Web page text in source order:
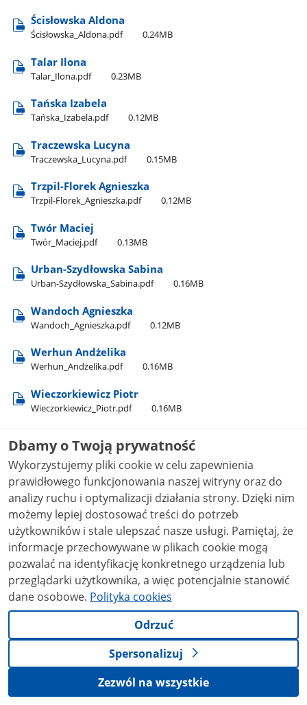
Ścisłowska Aldona
Ścisłowska​_Aldona.pdf 0.24MB
Talar Ilona
Talar​_Ilona.pdf 0.23MB
Tańska Izabela
Tańska​_Izabela.pdf 0.12MB
Traczewska Lucyna
Traczewska​_Lucyna.pdf 0.15MB
Trzpil-Florek Agnieszka
Trzpil-Florek​_Agnieszka.pdf 0.12MB
Twór Maciej
Twór​_Maciej.pdf 0.13MB
Urban-Szydłowska Sabina
Urban-Szydłowska​_Sabina.pdf 0.16MB
Wandoch Agnieszka
Wandoch​_Agnieszka.pdf 0.12MB
Werhun Andżelika
Werhun​_Andżelika.pdf 0.16MB
Wieczorkiewicz Piotr
Wieczorkiewicz​_Piotr.pdf 0.16MB
Wierzbicki​_Krzysztof.pdf 0.15MB
Wirszyc Małgorzata
Wirszyc​_Małgorzata.pdf 0.15MB
Wiśniewska-Szperka Anna
Wiśniewska-Szperka​_Anna.pdf 0.21MB
Wiśniewski Grzegorz
Wiśniewski​_Grzegorz.pdf 0.17MB
Wojciechowicz Małgorzata
Wojciechowicz​_Małgorzata.pdf 0.11MB
Wróblewski Marek
Wróblewski​_Marek.pdf 0.14MB
Zając Karolina
Zając​_Karolina.pdf 0.10MB
Dbamy o Twoją prywatność
Wykorzystujemy pliki cookie w celu zapewnienia
prawidłowego funkcjonowania naszej witryny oraz do
analizy ruchu i optymalizacji działania strony. Dzięki nim
możemy lepiej dostosować treści do potrzeb
użytkowników i stale ulepszać nasze usługi. Pamiętaj, że
informacje przechowywane w plikach cookie mogą
pozwalać na identyfikację konkretnego urządzenia lub
przeglądarki użytkownika, a więc potencjalnie stanowić
dane osobowe. Polityka cookies
Odrzuć
Spersonalizuj
Zezwól na wszystkie